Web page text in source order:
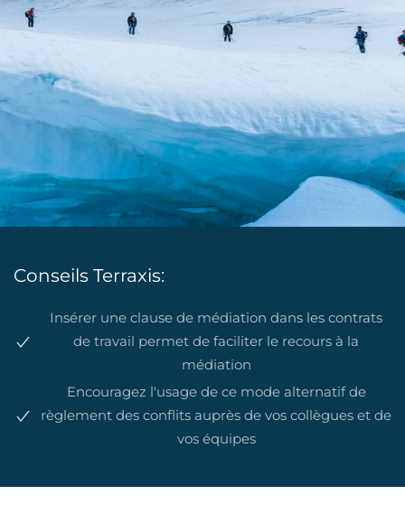
Conseils Terraxis:
Insérer une clause de médiation dans les contrats
de travail permet de faciliter le recours à la
médiation
Encouragez l'usage de ce mode alternatif de
règlement des conflits auprès de vos collègues et de
vos équipes